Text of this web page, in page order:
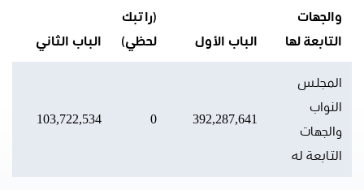
والجهات
التابعة لها
الباب الأول
(راتبك
لحظي)
الباب الثاني
المجلس
النواب
والجهات
التابعة له
392,287,641
0
103,722,534